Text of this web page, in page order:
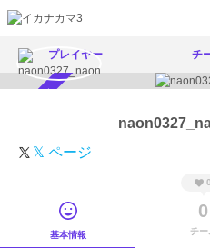
プレイヤー チ
𝕏 ページ
基本情報
0
0
チー